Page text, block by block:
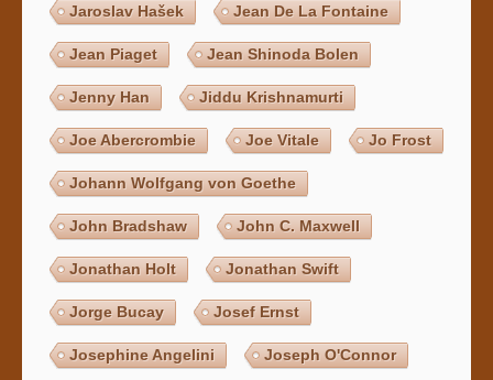
Jaroslav Hašek Jean De La Fontaine
Jean Piaget Jean Shinoda Bolen
Jenny Han Jiddu Krishnamurti
Joe Abercrombie Joe Vitale Jo Frost
Johann Wolfgang von Goethe
John Bradshaw John C. Maxwell
Jonathan Holt Jonathan Swift
Jorge Bucay Josef Ernst
Josephine Angelini Joseph O'Connor